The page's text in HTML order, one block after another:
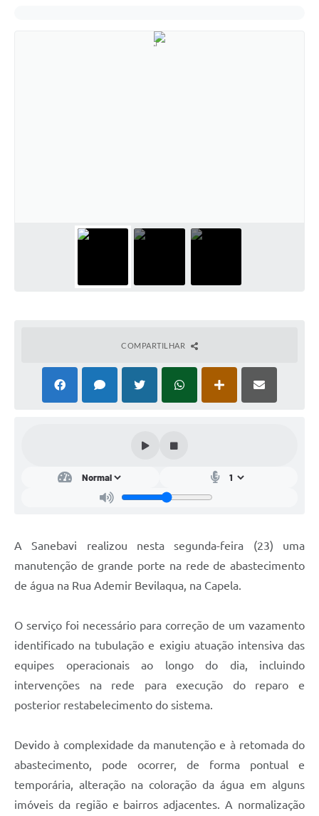
COMPARTILHAR
A Sanebavi realizou nesta segunda-feira (23) uma
manutenção de grande porte na rede de abastecimento
de água na Rua Ademir Bevilaqua, na Capela.
O serviço foi necessário para correção de um vazamento
identificado na tubulação e exigiu atuação intensiva das
equipes operacionais ao longo do dia, incluindo
intervenções na rede para execução do reparo e
posterior restabelecimento do sistema.
Devido à complexidade da manutenção e à retomada do
abastecimento, pode ocorrer, de forma pontual e
temporária, alteração na coloração da água em alguns
imóveis da região e bairros adjacentes. A normalização